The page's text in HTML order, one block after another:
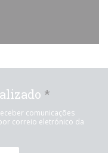
*
comunicações
correio eletrónico da